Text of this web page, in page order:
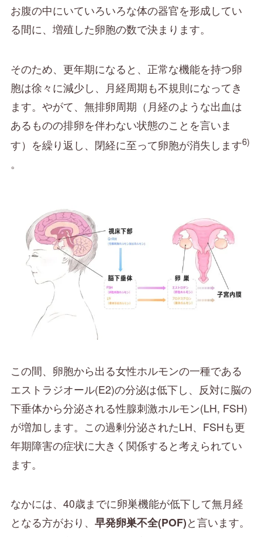
お腹の中にいていろいろな体の器官を形成してい
る間に、増殖した卵胞の数で決まります。
そのため、更年期になると、正常な機能を持つ卵
胞は徐々に減少し、月経周期も不規則になってき
ます。やがて、無排卵周期（月経のような出血は
あるものの排卵を伴わない状態のことを言いま
す）を繰り返し、閉経に至って卵胞が消失します6)
。
この間、卵胞から出る女性ホルモンの一種である
エストラジオール(E2)の分泌は低下し、反対に脳の
下垂体から分泌される性腺刺激ホルモン(LH, FSH)
が増加します。この過剰分泌されたLH、FSHも更
年期障害の症状に大きく関係すると考えられてい
ます。
なかには、40歳までに卵巣機能が低下して無月経
となる方がおり、 早発卵巣不全(POF)と言います。